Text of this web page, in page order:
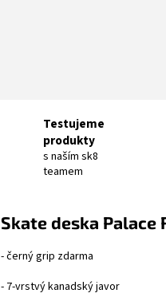
Testujeme
produkty
s naším sk8
teamem
Skate deska Palace
- černý grip zdarma
- 7-vrstvý kanadský javor